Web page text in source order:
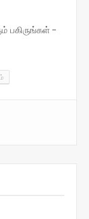
பகிருங்கள் -